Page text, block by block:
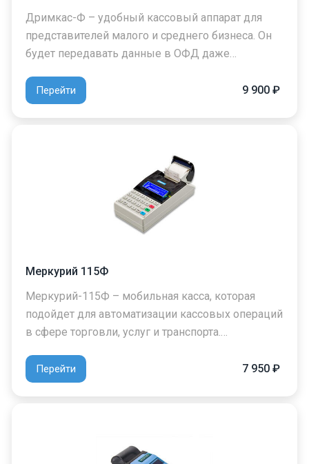
Дримкас-Ф – удобный кассовый аппарат для
представителей малого и среднего бизнеса. Он
будет передавать данные в ОФД даже…
Перейти 9 900 ₽
Меркурий 115Ф
Меркурий-115Ф – мобильная касса, которая
подойдет для автоматизации кассовых операций
в сфере торговли, услуг и транспорта.…
Перейти 7 950 ₽